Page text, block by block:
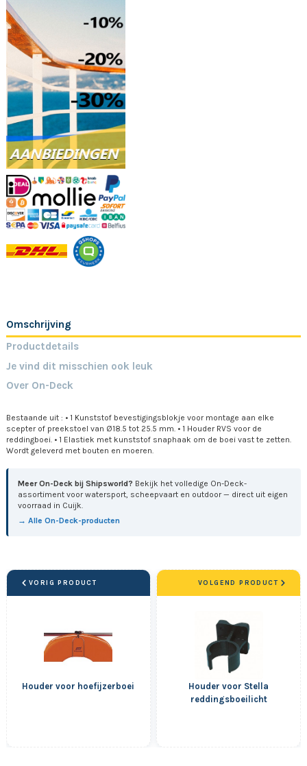
Omschrijving
Productdetails
Je vind dit misschien ook leuk
Over On-Deck
Bestaande uit : • 1 Kunststof bevestigingsblokje voor montage aan elke
scepter of preekstoel van Ø18.5 tot 25.5 mm. • 1 Houder RVS voor de
reddingboei. • 1 Elastiek met kunststof snaphaak om de boei vast te zetten.
Wordt geleverd met bouten en moeren.
Meer On-Deck bij Shipsworld? Bekijk het volledige On-Deck-
assortiment voor watersport, scheepvaart en outdoor — direct uit eigen
voorraad in Cuijk.
→ Alle On-Deck-producten
VORIG PRODUCT
Houder voor hoefijzerboei
Houder voor Stella
reddingsboeilicht
VOLGEND PRODUCT